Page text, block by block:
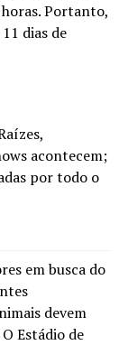
Portanto,
dias de
acontecem;
por todo o
em busca do
devem
Estádio de